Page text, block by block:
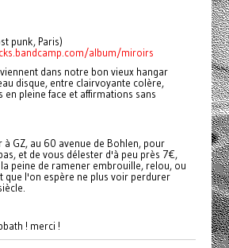
punk, Paris)
album/miroirs
dans notre bon vieux hangar
disque, entre clairvoyante colère,
en pleine face et affirmations sans
à GZ, au 60 avenue de Bohlen, pour
et de vous délester d'à peu près 7€,
peine de ramener embrouille, relou, ou
l'on espère ne plus voir perdurer
! merci !